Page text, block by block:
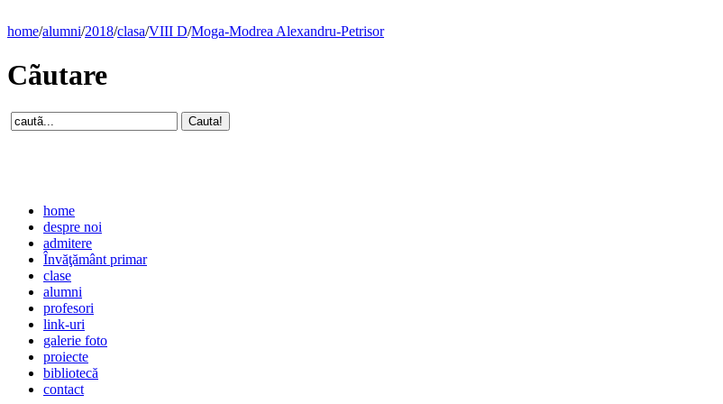
home/alumni/2018/clasa/VIII D/Moga-Modrea Alexandru-Petrisor
Cãutare
home
despre noi
admitere
Învăţământ primar
clase
alumni
profesori
link-uri
galerie foto
proiecte
bibliotecă
contact